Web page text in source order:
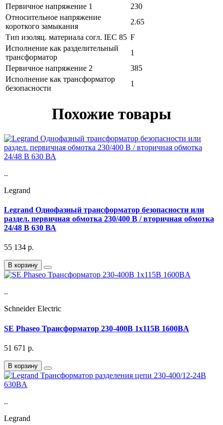
Первичное напряжение 1
230
Относительное напряжение
короткого замыкания
2.65
Тип изоляц. материала согл. IEC 85 F
Исполнение как разделительный
трансформатор
1
Первичное напряжение 2
385
Исполнение как трансформатор
безопасности
1
Похожие товары
..
Legrand
Legrand Однофазный трансформатор безопасности или
раздел. первичная обмотка 230/400 В / вторичная обмотка
24/48 В 630 ВА
55 134 р.
В корзину
..
Schneider Electric
SE Phaseo Трансформатор 230-400В 1x115В 1600ВA
51 671 р.
В корзину
..
Legrand